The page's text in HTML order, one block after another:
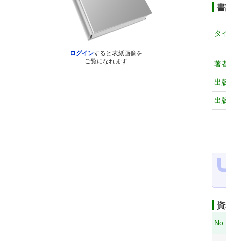
ログインすると表紙画像を
ご覧になれます
タ
著
出
出
No.